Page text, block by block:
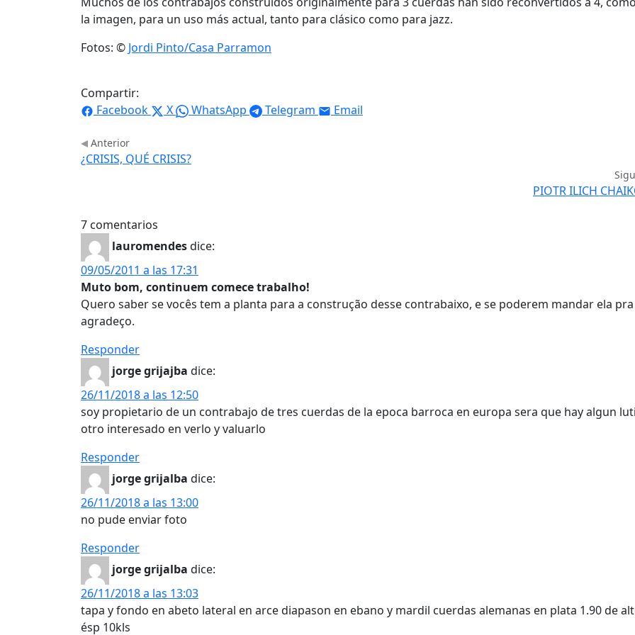
la imagen, para un uso más actual, tanto para clásico como para jazz.
Fotos: © Jordi Pinto/Casa Parramon
Compartir:
Facebook
X WhatsApp Telegram Email
Anterior
¿CRISIS, QUÉ CRISIS?
PIOTR ILICH
7 comentarios
lauromendesdice:
09/05/2011 a las 17:31
Muto bom, continuem comece trabalho!
Quero saber se vocês tem a planta para a construção desse contrabaixo, e se poderem mandar ela
agradeço.
Responder
jorge grijajba dice:
26/11/2018 a las 12:50
soy propietario de un contrabajo de tres cuerdas de la epoca barroca en europa sera que hay algun
otro interesado en verlo y valuarlo
Responder
jorge grijalba dice:
26/11/2018 a las 13:00
no pude enviar foto
Responder
jorge grijalba dice:
26/11/2018 a las 13:03
tapa y fondo en abeto lateral en arce diapason en ebano y mardil cuerdas alemanas en plata 1.90 de
ésp 10kls